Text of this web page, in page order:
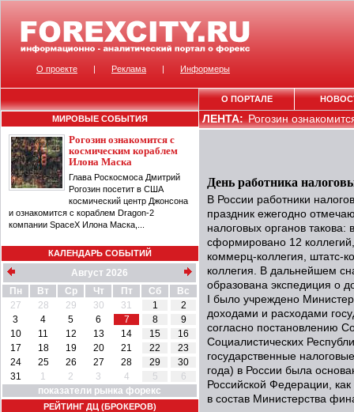
МИРОВЫЕ СОБЫТИЯ
Рогозин ознакомится с
космическим кораблем
Илона Маска
Глава Роскосмоса Дмитрий
Рогозин посетит в США
космический центр Джонсона
и ознакомится с кораблем Dragon-2
компании SpaceX Илона Маска,...
КАЛЕНДАРЬ СОБЫТИЙ
Август 2026
Пн
Вт Ср Чт Пт Сб
Вс
27
28 29 30 31 1
2
3
4 5 6 7 8
9
10
11 12 13 14 15
16
17
18 19 20 21 22
23
24
25 26 27 28 29
30
31
1 2 3 4 5
6
показатели рынка форекс
РЕЙТИНГ ДЦ (БРОКЕРОВ)
ЛЕНТА:Рогозин
День работника
В России работники
праздник ежегодно
налоговых органов
сформировано 12
коммерц-коллегия, штатс-
коллегия. В дальнейшем
образована экспедиция о
I было учреждено
доходами и расходами
согласно постановлению
Социалистических
государственные
года) в России была
Российской Федерации,
в состав Министерства
О проекте | Реклама | Информеры
О ПОРТАЛЕ